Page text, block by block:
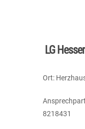
LG
Ort:
8218431